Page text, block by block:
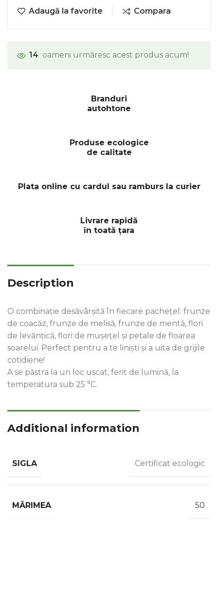
Adaugă la favorite Compara
14 oameni urmăresc acest produs acum!
Branduri
autohtone
Produse ecologice
de calitate
Plata online cu cardul sau ramburs la curier
Livrare rapidă
în toată țara
Description
O combinație desăvârșită în fiecare pachețel: frunze
de coacăz, frunze de melisă, frunze de mentă, flori
de levănțică, flori de mușețel și petale de floarea
soarelui. Perfect pentru a te liniști și a uita de grijile
cotidiene!
A se păstra la un loc uscat, ferit de lumină, la
temperatura sub 25 °C.
Additional information
SIGLA Certificat ecologic
MĂRIMEA 50